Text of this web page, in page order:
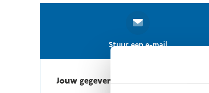
Stuur een e-mail
Jouw gegevens